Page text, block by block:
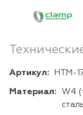
Артикул: HTM-
Материал:
W4